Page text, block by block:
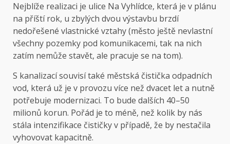
Nejblíže realizaci je ulice Na Vyhlídce, která je v plánu
na příští rok, u zbylých dvou výstavbu brzdí
nedořešené vlastnické vztahy (město ještě nevlastní
všechny pozemky pod komunikacemi, tak na nich
zatím nemůže stavět, ale pracuje se na tom).
S kanalizací souvisí také městská čistička odpadních
vod, která už je v provozu více než dvacet let a nutně
potřebuje modernizaci. To bude dalších 40–50
milionů korun. Pořád je to méně, než kolik by nás
stála intenzifikace čističky v případě, že by nestačila
vyhovovat kapacitně.